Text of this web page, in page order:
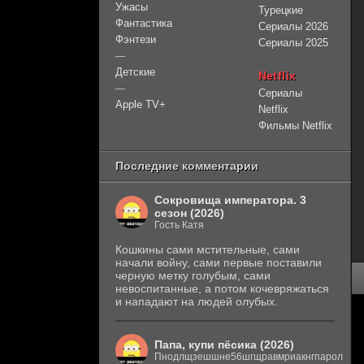
Ужасы
Фантастика
Фэнтези
—
Детские
—
Apple TV+
Турецкие
Сериалы 2026
Сериалы 2025
Netflix
Сериалы
Netflix
Фильмы Netflix
Последние комментарии
Сокровища императора. 3
сезон (2026)
Гость Катя
Кошкины сами мстительные, сами
начали войну, сами первые поставили
черную метку голубым, сами
невоспитанные, а потом кочевряжаться
и нападают на людей олубых.
Папа, купи пёсика (2026)
Пнодлщзешшне56шгщравмриакнгпарол